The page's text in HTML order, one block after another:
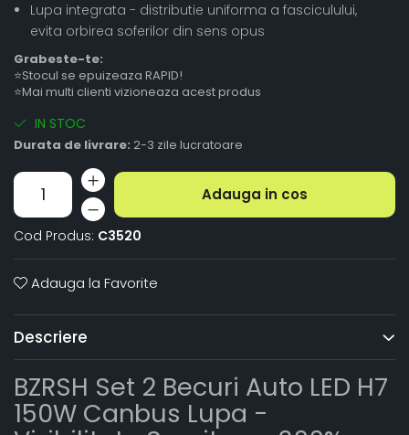
Lupa integrata - distributie uniforma a fasciculului,
evita orbirea soferilor din sens opus
Grabeste-te:
⭐Stocul se epuizeaza RAPID!
⭐Mai multi clienti vizioneaza acest produs
IN STOC
Durata de livrare: 2-3 zile lucratoare
Adauga in cos
Cod Produs: C3520
Adauga la Favorite
Descriere
BZRSH Set 2 Becuri Auto LED H7
150W Canbus Lupa -